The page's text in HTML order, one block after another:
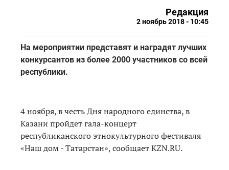
Редакция
2 ноябрь 2018 - 10:45
На мероприятии представят и наградят лучших
конкурсантов из более 2000 участников со всей
республики.
4 ноября, в честь Дня народного единства, в
Казани пройдет гала-концерт
республиканского этнокультурного фестиваля
«Наш дом - Татарстан», сообщает KZN.RU.